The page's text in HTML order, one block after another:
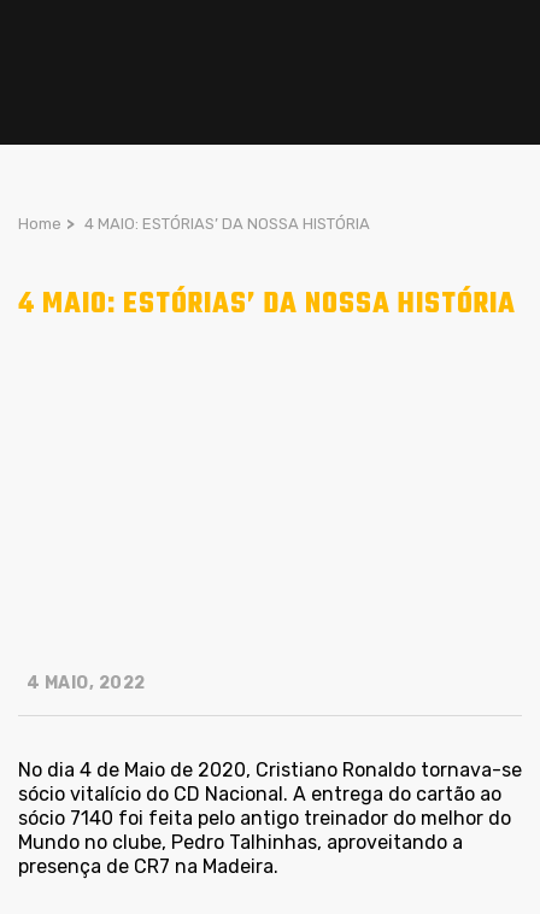
Home > 4 MAIO: ESTÓRIAS’ DA NOSSA HISTÓRIA
4 MAIO: ESTÓRIAS’ DA NOSSA HISTÓRIA
4 MAIO, 2022
No dia 4 de Maio de 2020, Cristiano Ronaldo tornava-se
sócio vitalício do CD Nacional. A entrega do cartão ao
sócio 7140 foi feita pelo antigo treinador do melhor do
Mundo no clube, Pedro Talhinhas, aproveitando a
presença de CR7 na Madeira.